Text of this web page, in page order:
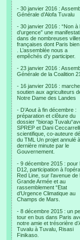
- 30 janvier 2016 :
Générale d’Alofa Tuvalu
- 30 janvier 2016 : “Non à
d’urgence” une
dans de nombreuses
françaises dont Paris
. L’assemblée nous a
empêchés d’y participer.
- 23 janvier 2016 :
Générale de la Coalition 21
- 16 janvier 2016 :
soutien aux agriculteurs
Notre Dame des Landes
- D’Aout à fin décembre :
préparation et clôture du
dossier “biorap
SPREP et Dani Ceccarrelli,
scientifique, co-auteure
du TML Un projet annulé
dernière minute par le
Gouvernement.
- 9 décembre 2015 : pour
D12, participation à
Red Line, sur l’avenue de
Grande Armée et au
rassemblement “Etat
d’Urgence Climatique au
Champs de Mars.
- 8 décembre 2015 : un
tour en bus dans Paris
notre amie et trésorière
Tuvalu à Tuvalu, Risasi
Finikaso.